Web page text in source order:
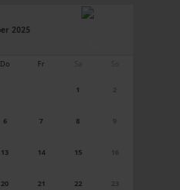
2025
Do Fr
1 2
6 7 8 9
13 14 15 16
20 21 22 23